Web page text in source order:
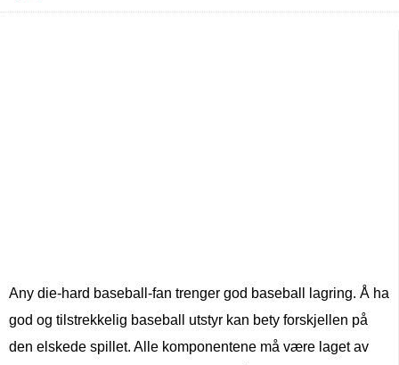
Any die-hard baseball-fan trenger god baseball lagring. Å ha
god og tilstrekkelig baseball utstyr kan bety forskjellen på
den elskede spillet. Alle komponentene må være laget av